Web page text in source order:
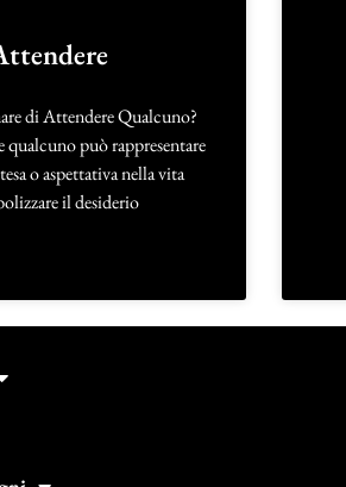
di Attendere Qualcuno?
qualcuno può rappresentare
o aspettativa nella vita
il desiderio